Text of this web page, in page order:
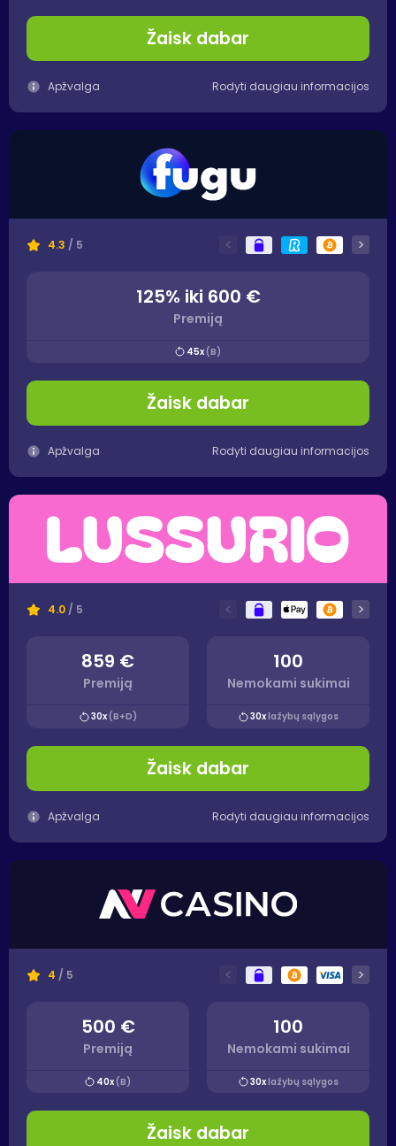
Žaisk dabar
Apžvalga Rodyti daugiau informacijos
4.3 / 5 < >
125% iki 600 €
Premiją
45x(B)
Žaisk dabar
Apžvalga Rodyti daugiau informacijos
4.0 / 5 < >
859 €
Premiją
30x(B+D)
100
Nemokami sukimai
30xlažybų sąlygos
Žaisk dabar
Apžvalga Rodyti daugiau informacijos
4 / 5 < >
500 €
Premiją
40x(B)
100
Nemokami sukimai
30xlažybų sąlygos
Žaisk dabar